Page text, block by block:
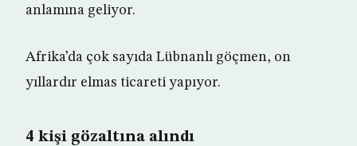
anlamına geliyor.
Afrika’da çok sayıda Lübnanlı göçmen, on
yıllardır elmas ticareti yapıyor.
4 kişi gözaltına alındı